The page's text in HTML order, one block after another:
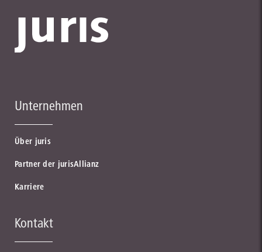
Unternehmen
Über juris
Partner der jurisAllianz
Karriere
Kontakt